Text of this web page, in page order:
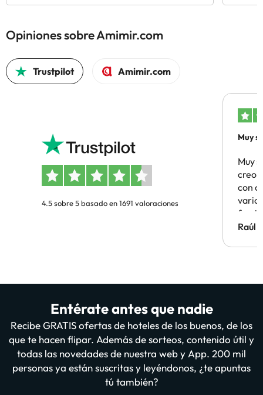
Opiniones sobre Amimir.com
Trustpilot Amimir.com
4.5 sobre 5 basado en 1691 valoraciones
Muy
Muy
creo
con
Hotel
Raúl
Entérate antes que nadie
Recibe GRATIS ofertas de hoteles de los buenos, de los
que te hacen flipar. Además de sorteos, contenido útil y
todas las novedades de nuestra web y App. 200 mil
personas ya están suscritas y leyéndonos, ¿te apuntas
tú también?